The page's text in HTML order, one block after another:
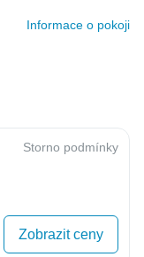
Informace o pokoji
Storno podmínky
Zobrazit ceny